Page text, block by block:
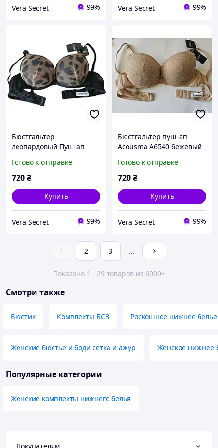
Vera Secret 99% Vera Secret 99%
Бюстгальтер
леопардовый Пуш-ап
Готово к отправке
720₴
Купить
Vera Secret 99%
Бюстгальтер пуш-ап
Acousma A6540 бежевый
Готово к отправке
720₴
Купить
Vera Secret 99%
1 2 3 ...
Показано 1 - 29 товаров из 6000+
Смотри также
Бюстик Комплекты БСЗ Роскошное нижнее белье
Женские бюстье и боди сетка и ажур Женское нижнее
Популярные категории
Женские комплекты нижнего белья
Покупателям